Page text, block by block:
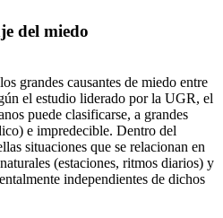
del miedo
grandes causantes de miedo entre
el estudio liderado por la UGR, el
puede clasificarse, a grandes
e impredecible. Dentro del
situaciones que se relacionan en
(estaciones, ritmos diarios) y
independientes de dichos